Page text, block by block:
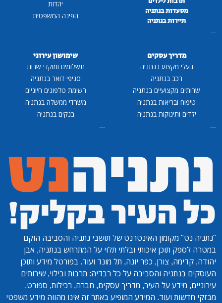
מסעדות בנתניה
תיירות בנתניה
...
יהדות
הפינה המשפטית
מדריך עסקים
בעלי מקצוע בנתניה
רכב בנתניה
שרותים מקצועיים בנתניה
טיפוח ובריאות בנתניה
ילדים ותינוקות בנתניה
...
שימושון עירוני
תשלומים ומוקדי שרות
סניפי דואר בנתניה
רשימת טלפונים חיוניים
משרדי ממשלה בנתניה
בנקים בנתניה
...
"נתניה נט" מקומון האינטרנט של תושבי נתניה והסביבה הוקם
במטרה לספק תוכן איכותי ובלתי תלוי על המתרחש בנתניה, אבן
יהודה, קדימה, צורן, כפר יונה, תל מונד ועוד. בפורטל מידע ותוכן
העוסקים בנתניה והסביבה על כל רבדיה: תרבות ובילוי, שירותים
עירוניים, מידע על העיר, מדריך עסקים, חברה, רכילות, ספורט,
מבזקי חדשות ועוד. המידע המופיע באתר זה אינו מהווה מידע משפטי